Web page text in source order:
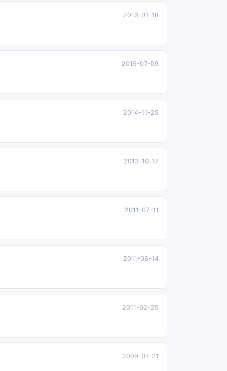
2016-01-18
2015-07-09
2014-11-25
2013-10-17
2011-07-11
2011-06-14
2011-02-25
2009-01-21